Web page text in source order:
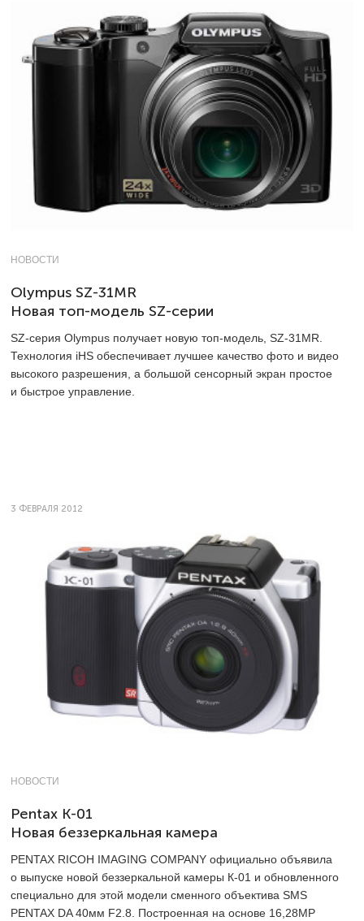
НОВОСТИ
Olympus SZ-31MR
Новая топ-модель SZ-серии
SZ-серия Olympus получает новую топ-модель, SZ-31MR.
Технология iHS обеспечивает лучшее качество фото и видео
высокого разрешения, а большой сенсорный экран простое
и быстрое управление.
3 ФЕВРАЛЯ 2012
НОВОСТИ
Pentax К-01
Новая беззеркальная камера
PENTAX RICOH IMAGING COMPANY официально объявила
о выпуске новой беззеркальной камеры К-01 и обновленного
специально для этой модели сменного объектива SMS
PENTAX DA 40мм F2.8. Построенная на основе 16,28MP